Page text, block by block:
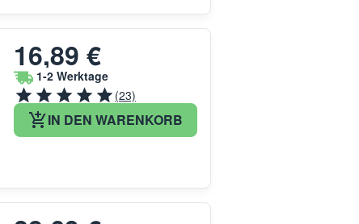
16,89 €
1-2 Werktage
(23)
IN DEN WARENKORB